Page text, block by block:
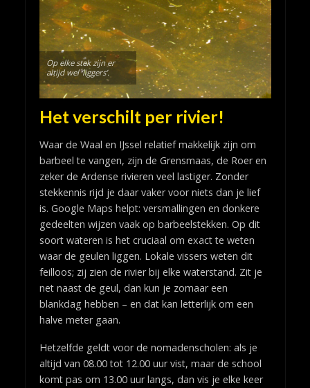
Op elke stek zijn er
altijd wel ‘liggers’.
Het verschilt per rivier!
Waar de Waal en IJssel relatief makkelijk zijn om
barbeel te vangen, zijn de Grensmaas, de Roer en
zeker de Ardense rivieren veel lastiger. Zonder
stekkennis rijd je daar vaker voor niets dan je lief
is. Google Maps helpt: versmallingen en donkere
gedeelten wijzen vaak op barbeelstekken. Op dit
soort wateren is het cruciaal om exact te weten
waar de geulen liggen. Lokale vissers weten dit
feilloos; zij zien de rivier bij elke waterstand. Zit je
net naast de geul, dan kun je zomaar een
blankdag hebben – en dat kan letterlijk om een
halve meter gaan.
Hetzelfde geldt voor de nomadenscholen: als je
altijd van 08.00 tot 12.00 uur vist, maar de school
komt pas om 13.00 uur langs, dan vis je elke keer